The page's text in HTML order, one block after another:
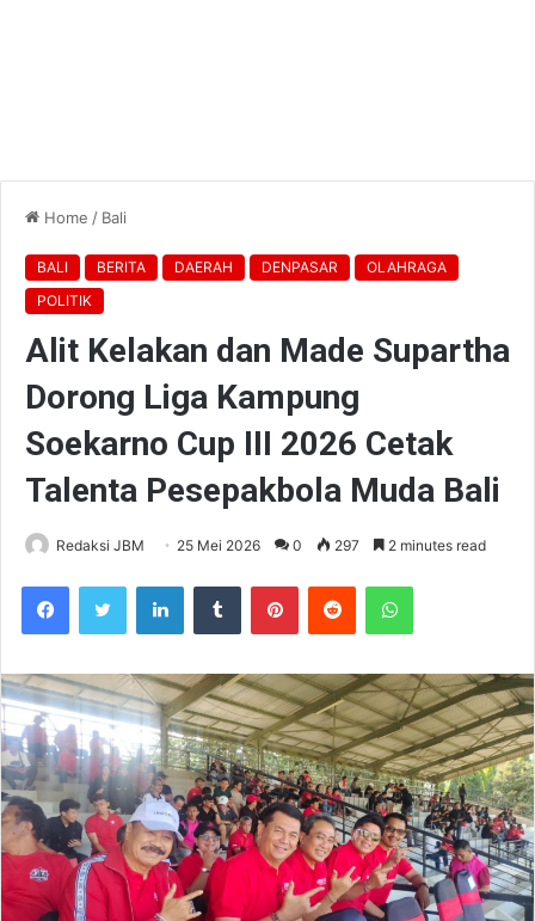
Home / Bali
BALI BERITA DAERAH DENPASAR
OLAHRAGA
POLITIK
Alit Kelakan dan Made Supartha
Dorong Liga Kampung
Soekarno Cup III 2026 Cetak
Talenta Pesepakbola Muda Bali
Redaksi JBM 25 Mei 2026 0 297 2 minutes read